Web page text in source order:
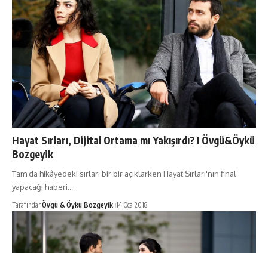
Hayat Sırları, Dijital Ortama mı Yakışırdı? I Övgü&Öykü
Bozgeyik
Tam da hikâyedeki sırları bir bir açıklarken Hayat Sırları'nın final
yapacağı haberi…
TarafındanÖvgü & Öykü Bozgeyik 14 Oca 2018